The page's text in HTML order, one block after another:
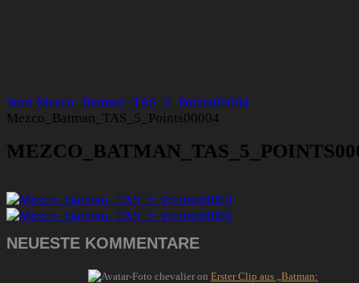
Start Mezco_Batman_TAS_5_Points00004
Mezco_Batman_TAS_5_Points00004
NEUESTE KOMMENTARE
chevalier on Erster Clip aus „Batman: